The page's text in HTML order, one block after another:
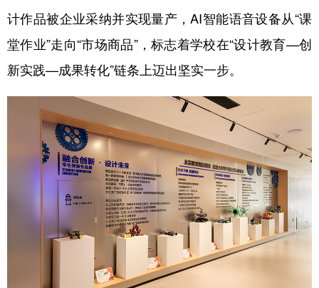
计作品被企业采纳并实现量产，AI智能语音设备从“课
堂作业”走向“市场商品”，标志着学校在“设计教育—创
新实践—成果转化”链条上迈出坚实一步。